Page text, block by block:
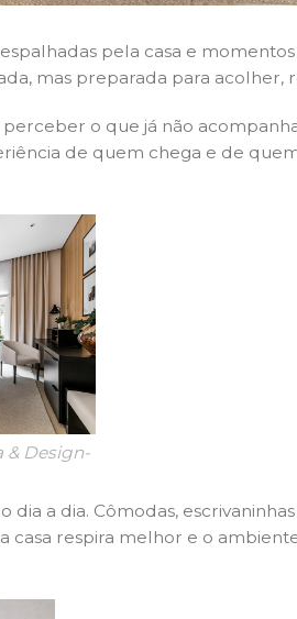
pela casa e
mas preparada para
o que já não
de quem chega e de
& Design-
a dia. Cômodas,
casa respira melhor e o